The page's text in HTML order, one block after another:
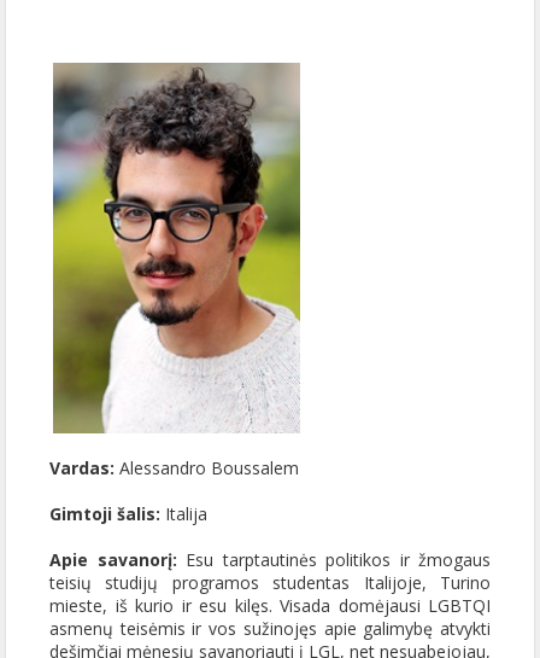
Vardas: Alessandro Boussalem
Gimtoji šalis: Italija
Apie savanorį: Esu tarptautinės politikos ir žmogaus
teisių studijų programos studentas Italijoje, Turino
mieste, iš kurio ir esu kilęs. Visada domėjausi LGBTQI
asmenų teisėmis ir vos sužinojęs apie galimybę atvykti
dešimčiai mėnesių savanoriauti į LGL, net nesuabejojau,